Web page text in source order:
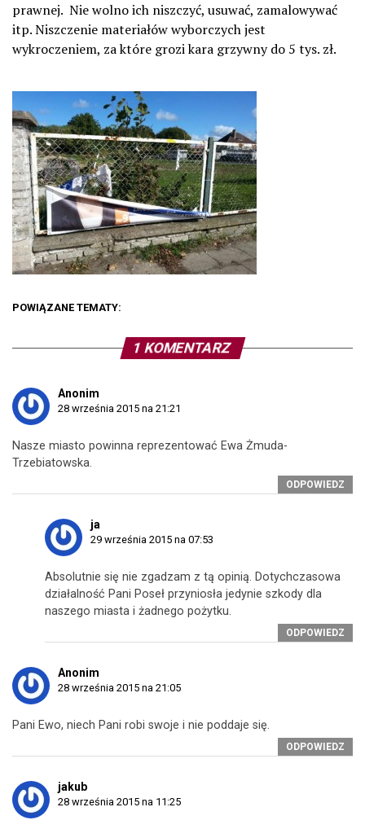
prawnej. Nie wolno ich niszczyć, usuwać, zamalowywać
itp. Niszczenie materiałów wyborczych jest
wykroczeniem, za które grozi kara grzywny do 5 tys. zł.
POWIĄZANE TEMATY:
1 KOMENTARZ
Anonim
28 września 2015 na 21:21
Nasze miasto powinna reprezentować Ewa Żmuda-
Trzebiatowska.
ODPOWIEDZ
ja
29 września 2015 na 07:53
Absolutnie się nie zgadzam z tą opinią. Dotychczasowa
działalność Pani Poseł przyniosła jedynie szkody dla
naszego miasta i żadnego pożytku.
ODPOWIEDZ
Anonim
28 września 2015 na 21:05
Pani Ewo, niech Pani robi swoje i nie poddaje się.
ODPOWIEDZ
jakub
28 września 2015 na 11:25